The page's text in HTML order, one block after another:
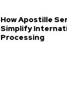
How Apostille
Simplify
Processing